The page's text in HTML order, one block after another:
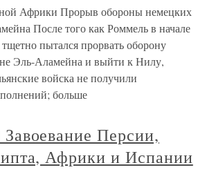
Африки Прорыв обороны немецких
После того как Роммель в начале
тщетно пытался прорвать оборону
Эль-Аламейна и выйти к Нилу,
войска не получили
больше
Персии,
Африки и Испании